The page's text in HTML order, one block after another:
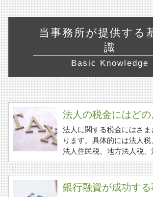
当事務所が提供する
識
Basic Knowledge
法人の税金にはどの
法人に関する税金にはさ
ります。具体的には法人税
法人住民税、地方法人税
銀行融資が成功する